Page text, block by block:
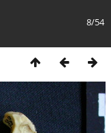
8/54